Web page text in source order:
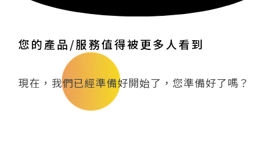
您的產品/服務值得被更多人看到
現在，我們已經準備好開始了，您準備好了嗎？